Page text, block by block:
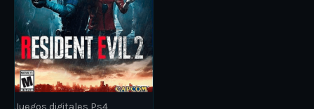
Juegos digitales Ps4
variants.
The
options
may
be